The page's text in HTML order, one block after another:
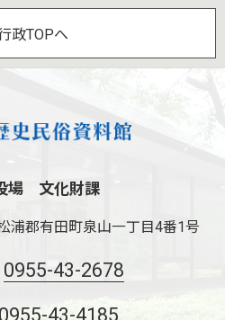
政TOPへ
場 文化財課
浦郡有田町泉山一丁目4番1号
0955-43-2678
0955-43-4185